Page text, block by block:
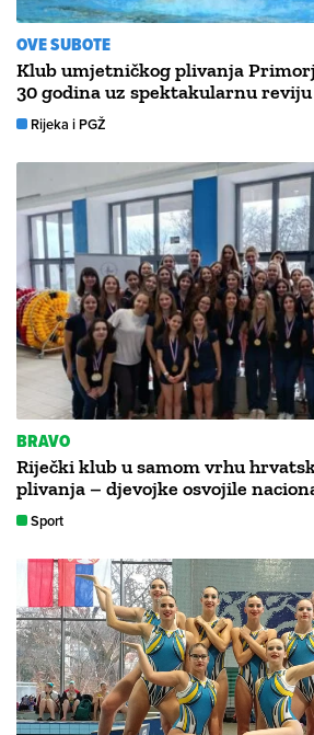
OVE SUBOTE
Klub umjetničkog plivanja
30 godina uz spektakularnu reviju
Rijeka i PGŽ
BRAVO
Riječki klub u samom vrhu
plivanja – djevojke osvojile
Sport